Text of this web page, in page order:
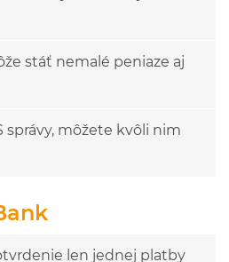
stáť nemalé peniaze aj
správy, môžete kvôli nim
len jednej platby